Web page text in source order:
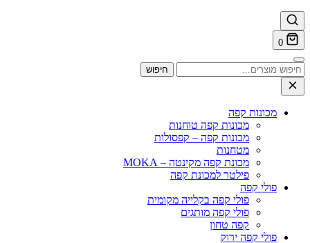
0
חיפוש
מכונות קפה
מכונות קפה טוחנות
מכונות קפה – קפסולות
מטחנות
מכונת קפה מקינטה – MOKA
פילטר למכונת קפה
פולי קפה
פולי קפה בקלייה מקומית
פולי קפה מותגים
קפה טחון
פולי קפה ירוק